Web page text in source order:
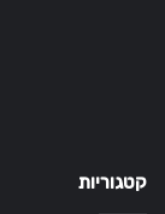
קטגוריות